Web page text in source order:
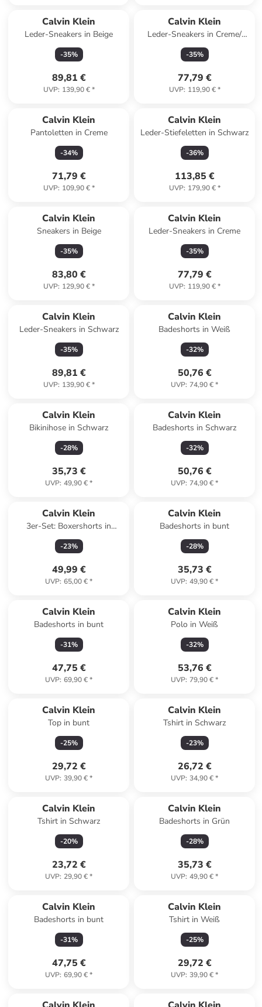
Calvin Klein
Leder-Sneakers in Beige
-35%
89,81 €
UVP: 139,90 €*
Calvin Klein
Leder-Sneakers in Creme/
Beige
-35%
77,79 €
UVP: 119,90 €*
Calvin Klein
Pantoletten in Creme
-34%
71,79 €
UVP: 109,90 €*
Calvin Klein
Leder-Stiefeletten in Schwarz
-36%
113,85 €
UVP: 179,90 €*
Calvin Klein
Sneakers in Beige
-35%
83,80 €
UVP: 129,90 €*
Calvin Klein
Leder-Sneakers in Creme
-35%
77,79 €
UVP: 119,90 €*
Calvin Klein
Leder-Sneakers in Schwarz
-35%
89,81 €
UVP: 139,90 €*
Calvin Klein
Badeshorts in Weiß
-32%
50,76 €
UVP: 74,90 €*
Calvin Klein
Bikinihose in Schwarz
-28%
35,73 €
UVP: 49,90 €*
Calvin Klein
Badeshorts in Schwarz
-32%
50,76 €
UVP: 74,90 €*
Calvin Klein
3er-Set: Boxershorts in
Multicolored
-23%
49,99 €
UVP: 65,00 €*
Calvin Klein
Badeshorts in bunt
-28%
35,73 €
UVP: 49,90 €*
Calvin Klein
Badeshorts in bunt
-31%
47,75 €
UVP: 69,90 €*
Calvin Klein
Polo in Weiß
-32%
53,76 €
UVP: 79,90 €*
Calvin Klein
Top in bunt
-25%
29,72 €
UVP: 39,90 €*
Calvin Klein
Tshirt in Schwarz
-23%
26,72 €
UVP: 34,90 €*
Calvin Klein
Tshirt in Schwarz
-20%
23,72 €
UVP: 29,90 €*
Calvin Klein
Badeshorts in Grün
-28%
35,73 €
UVP: 49,90 €*
Calvin Klein
Badeshorts in bunt
-31%
47,75 €
UVP: 69,90 €*
Calvin Klein
Tshirt in Weiß
-25%
29,72 €
UVP: 39,90 €*